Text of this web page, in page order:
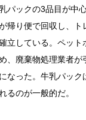
パックの3品目が中
帰り便で回収し、ト
立している。ペット
、廃棄物処理業者が
なった。牛乳パッ
るのが一般的だ。